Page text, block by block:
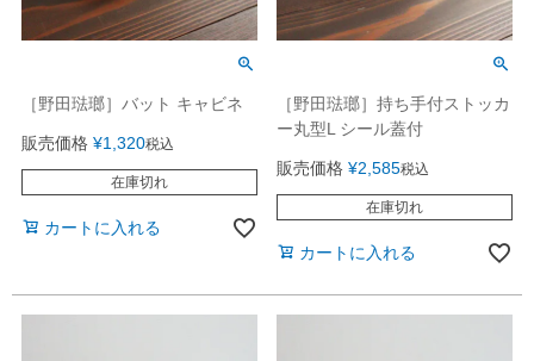
［野田琺瑯］バット キャビネ
販売価格 ¥1,320税込
在庫切れ
カートに入れる
［野田琺瑯］持ち手付ストッカ
ー丸型L シール蓋付
販売価格 ¥2,585税込
在庫切れ
カートに入れる